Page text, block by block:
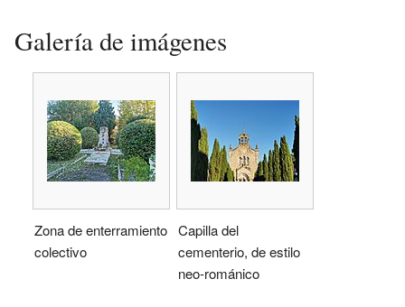
Galería de imágenes
Zona de enterramiento
colectivo
Capilla del
cementerio, de estilo
neo-románico